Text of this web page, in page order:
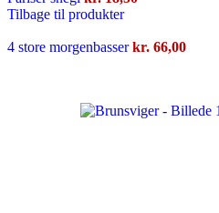
Manitobabrød
Rugbrød
Tilbage til produkter
4 store morgenbasserkr. 66,00